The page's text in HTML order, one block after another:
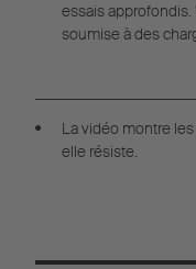
essais approfondis.
soumise à des
La vidéo montre
elle résiste.